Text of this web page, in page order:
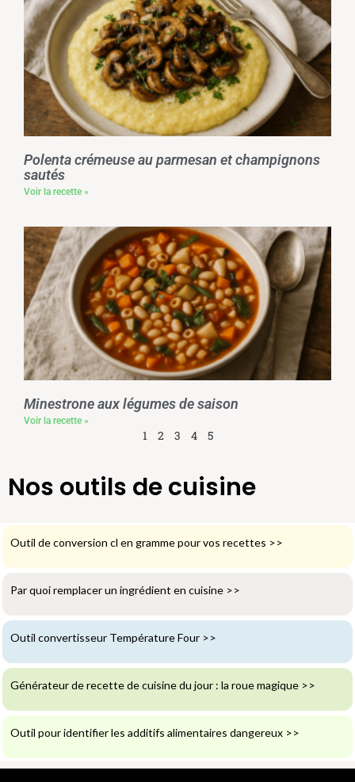
Polenta crémeuse au parmesan et champignons
sautés
Voir la recette »
Minestrone aux légumes de saison
Voir la recette »
1 2 3 4 5
Nos outils de cuisine
Outil de conversion cl en gramme pour vos recettes >>
Par quoi remplacer un ingrédient en cuisine >>
Outil convertisseur Température Four >>
Générateur de recette de cuisine du jour : la roue magique >>
Outil pour identifier les additifs alimentaires dangereux >>